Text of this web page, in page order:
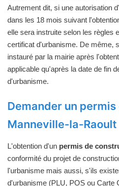
Autrement dit, si une autorisation
dans les 18 mois suivant
elle sera instruite selon les règles
certificat d'urbanisme. De même,
instauré par la mairie après
applicable qu'après la date de fin
d'urbanisme.
Demander un
Manneville-la-Raoult
L'obtention d'un permis de
conformité du projet de
l'urbanisme mais aussi, s'ils
d'urbanisme (PLU, POS ou Carte